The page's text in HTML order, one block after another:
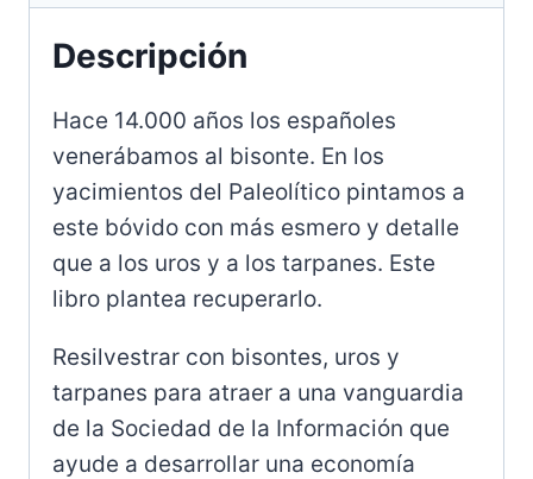
Descripción
Hace 14.000 años los españoles
venerábamos al bisonte. En los
yacimientos del Paleolítico pintamos a
este bóvido con más esmero y detalle
que a los uros y a los tarpanes. Este
libro plantea recuperarlo.
Resilvestrar con bisontes, uros y
tarpanes para atraer a una vanguardia
de la Sociedad de la Información que
ayude a desarrollar una economía